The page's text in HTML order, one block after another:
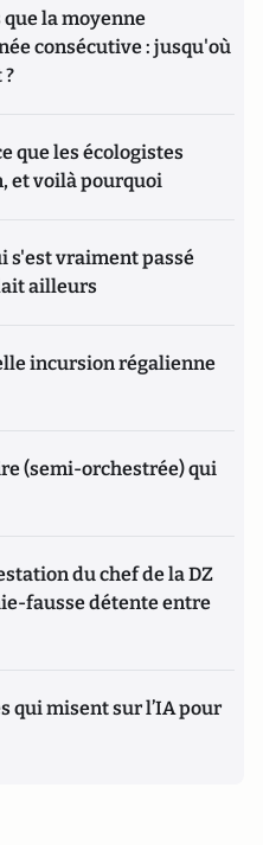
la moyenne
consécutive : jusqu'où
que les écologistes
et voilà pourquoi
s'est vraiment passé
ailleurs
incursion régalienne
(semi-orchestrée) qui
du chef de la DZ
fausse détente entre
qui misent sur l’IA pour